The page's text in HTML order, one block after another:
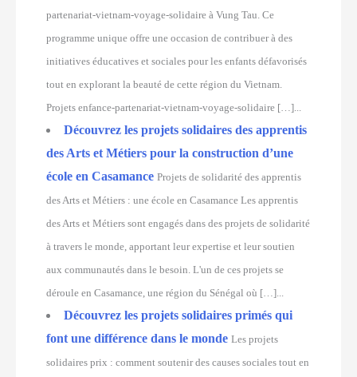
partenariat-vietnam-voyage-solidaire à Vung Tau. Ce
programme unique offre une occasion de contribuer à des
initiatives éducatives et sociales pour les enfants défavorisés
tout en explorant la beauté de cette région du Vietnam.
Projets enfance-partenariat-vietnam-voyage-solidaire […]...
Découvrez les projets solidaires des apprentis
des Arts et Métiers pour la construction d’une
école en Casamance Projets de solidarité des apprentis
des Arts et Métiers : une école en Casamance Les apprentis
des Arts et Métiers sont engagés dans des projets de solidarité
à travers le monde, apportant leur expertise et leur soutien
aux communautés dans le besoin. L'un de ces projets se
déroule en Casamance, une région du Sénégal où […]...
Découvrez les projets solidaires primés qui
font une différence dans le monde Les projets
solidaires prix : comment soutenir des causes sociales tout en